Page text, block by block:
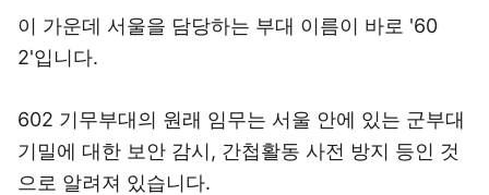
이 가운데 서울을 담당하는 부대 이름이 바로 '60
2'입니다.
602 기무부대의 원래 임무는 서울 안에 있는 군부대
기밀에 대한 보안 감시, 간첩활동 사전 방지 등인 것
으로 알려져 있습니다.